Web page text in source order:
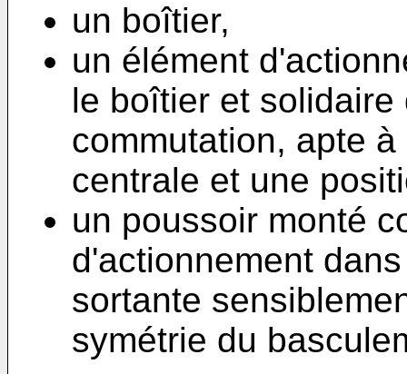
un boîtier,
un élément
le boîtier et
commutation, apte
centrale et une
un poussoir monté
d'actionnement
sortante
symétrie du